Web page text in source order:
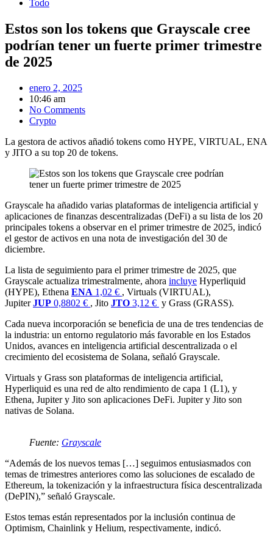
Todo
Estos son los tokens que Grayscale cree
podrían tener un fuerte primer trimestre
de 2025
enero 2, 2025
10:46 am
No Comments
Crypto
La gestora de activos añadió tokens como HYPE, VIRTUAL, ENA
y JITO a su top 20 de tokens.
Grayscale ha añadido varias plataformas de inteligencia artificial y
aplicaciones de finanzas descentralizadas (DeFi) a su lista de los 20
principales tokens a observar en el primer trimestre de 2025, indicó
el gestor de activos en una nota de investigación del 30 de
diciembre.
La lista de seguimiento para el primer trimestre de 2025, que
Grayscale actualiza trimestralmente, ahora incluye Hyperliquid
(HYPE), Ethena ENA 1,02 € , Virtuals (VIRTUAL),
JupiterJUP 0,8802 € , Jito JTO 3,12 € y Grass (GRASS).
Cada nueva incorporación se beneficia de una de tres tendencias de
la industria: un entorno regulatorio más favorable en los Estados
Unidos, avances en inteligencia artificial descentralizada o el
crecimiento del ecosistema de Solana, señaló Grayscale.
Virtuals y Grass son plataformas de inteligencia artificial,
Hyperliquid es una red de alto rendimiento de capa 1 (L1), y
Ethena, Jupiter y Jito son aplicaciones DeFi. Jupiter y Jito son
nativas de Solana.
Fuente: Grayscale
“Además de los nuevos temas […] seguimos entusiasmados con
temas de trimestres anteriores como las soluciones de escalado de
Ethereum, la tokenización y la infraestructura física descentralizada
(DePIN),” señaló Grayscale.
Estos temas están representados por la inclusión continua de
Optimism, Chainlink y Helium, respectivamente, indicó.